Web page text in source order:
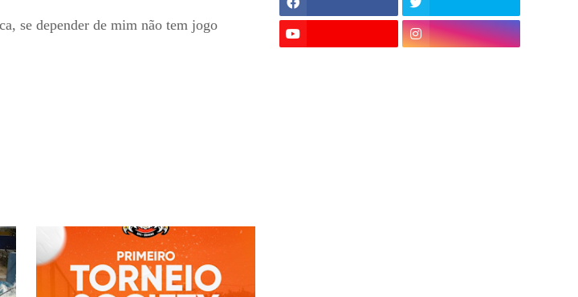
se depender de mim não tem jogo